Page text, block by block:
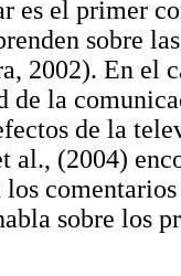
es el primer
sobre
2002). En el
de la
de la
al., (2004)
sobre los